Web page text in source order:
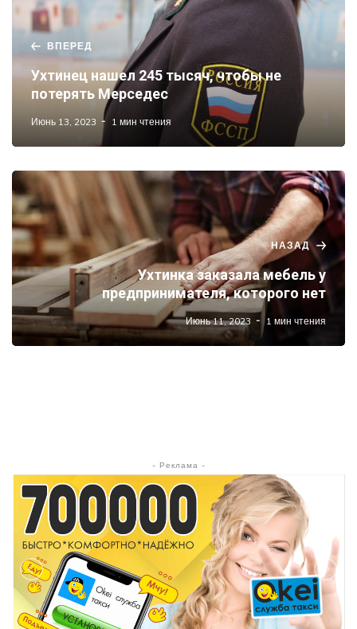
ВПЕРЕД
Ухтинец нашел 245 тысяч, чтобы не
потерять Мерседес
Июнь 13, 2023 1 мин чтения
НАЗАД
Ухтинка заказала мебель у
предпринимателя, которого нет
Июнь 11, 2023 1 мин чтения
- Реклама -